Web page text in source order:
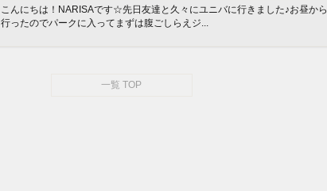
こんにちは！NARISAです☆先日友達と久々にユニバに行きました♪お昼から
行ったのでパークに入ってまずは腹ごしらえジ...
一覧 TOP